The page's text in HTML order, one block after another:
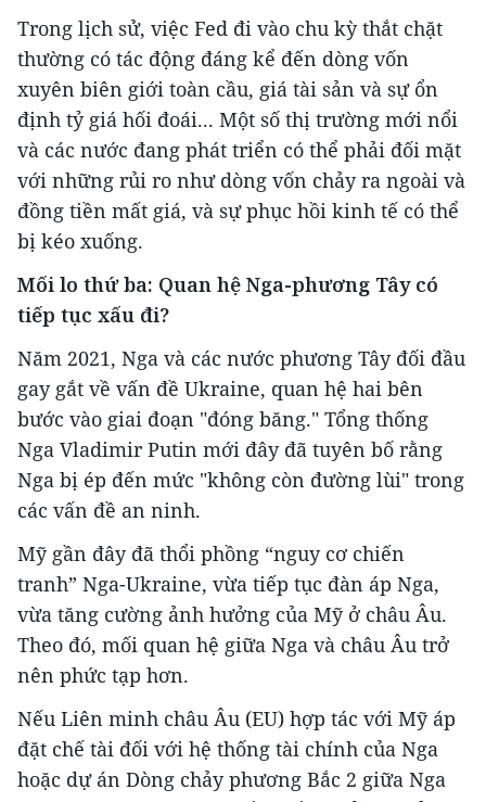
Trong lịch sử, việc Fed đi vào chu kỳ thắt chặt
thường có tác động đáng kể đến dòng vốn
xuyên biên giới toàn cầu, giá tài sản và sự ổn
định tỷ giá hối đoái... Một số thị trường mới nổi
và các nước đang phát triển có thể phải đối mặt
với những rủi ro như dòng vốn chảy ra ngoài và
đồng tiền mất giá, và sự phục hồi kinh tế có thể
bị kéo xuống.
Mối lo thứ ba: Quan hệ Nga-phương Tây có
tiếp tục xấu đi?
Năm 2021, Nga và các nước phương Tây đối đầu
gay gắt về vấn đề Ukraine, quan hệ hai bên
bước vào giai đoạn "đóng băng." Tổng thống
Nga Vladimir Putin mới đây đã tuyên bố rằng
Nga bị ép đến mức "không còn đường lùi" trong
các vấn đề an ninh.
Mỹ gần đây đã thổi phồng “nguy cơ chiến
tranh” Nga-Ukraine, vừa tiếp tục đàn áp Nga,
vừa tăng cường ảnh hưởng của Mỹ ở châu Âu.
Theo đó, mối quan hệ giữa Nga và châu Âu trở
nên phức tạp hơn.
Nếu Liên minh châu Âu (EU) hợp tác với Mỹ áp
đặt chế tài đối với hệ thống tài chính của Nga
hoặc dự án Dòng chảy phương Bắc 2 giữa Nga